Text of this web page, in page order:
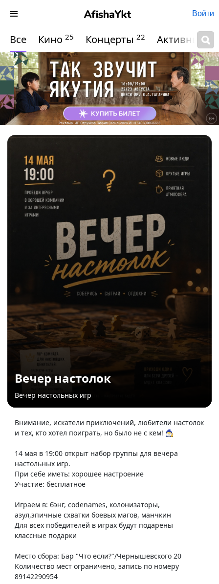
Войти
Все Кино 25 Концерты 22 Активный
Вечер настолок
Вечер настольных игр
Внимание, искатели приключений, любители настолок
и тех, кто хотел поиграть, но было не с кем! 🧙‍♂️
14 мая в 19:00 открыт набор группы для вечера
настольных игр.
При себе иметь: хорошее настроение
Участие: бесплатное
Играем в: бэнг, codenames, колонизаторы,
азул,эпичные схватки боевых магов, манчкин
Для всех победителей в играх будут подарены
классные подарки
Место сбора: Бар "Что если?"/Чернышевского 20
Количество мест ограничено, запись по номеру
89142290954